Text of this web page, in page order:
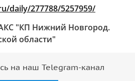
daily/277788/5257959/
"КП Нижний Новгород.
области"
на наш Telegram-канал